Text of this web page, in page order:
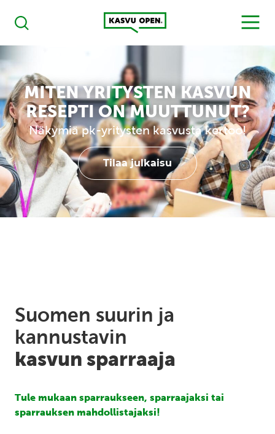
Haku
Kasvu Open
MENU
MITEN YRITYSTEN KASVUN
RESEPTI ON MUUTTUNUT?
Näkymiä pk-yritysten kasvusta kertoo!
Tilaa julkaisu
Suomen suurin ja
kannustavin
kasvun sparraaja
Tule mukaan sparraukseen, sparraajaksi tai
sparrauksen mahdollistajaksi!